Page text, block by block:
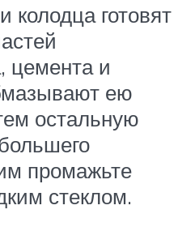
колодца готовят
цемента и
ею
остальную
промажьте
стеклом.